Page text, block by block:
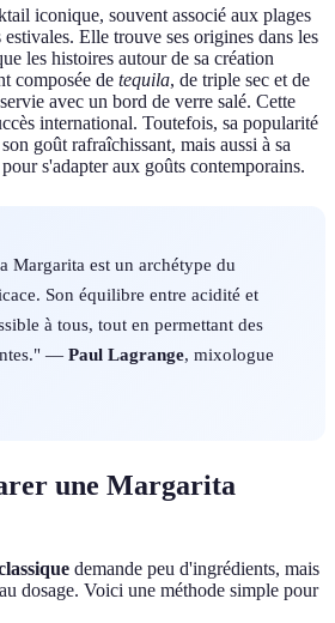
iconique, souvent associé aux plages
Elle trouve ses origines dans les
les histoires autour de sa création
composée de tequila, de triple sec et de
avec un bord de verre salé. Cette
international. Toutefois, sa popularité
goût rafraîchissant, mais aussi à sa
s'adapter aux goûts contemporains.
Margarita est un archétype du
Son équilibre entre acidité et
à tous, tout en permettant des
— Paul Lagrange, mixologue
une Margarita
demande peu d'ingrédients, mais
dosage. Voici une méthode simple pour